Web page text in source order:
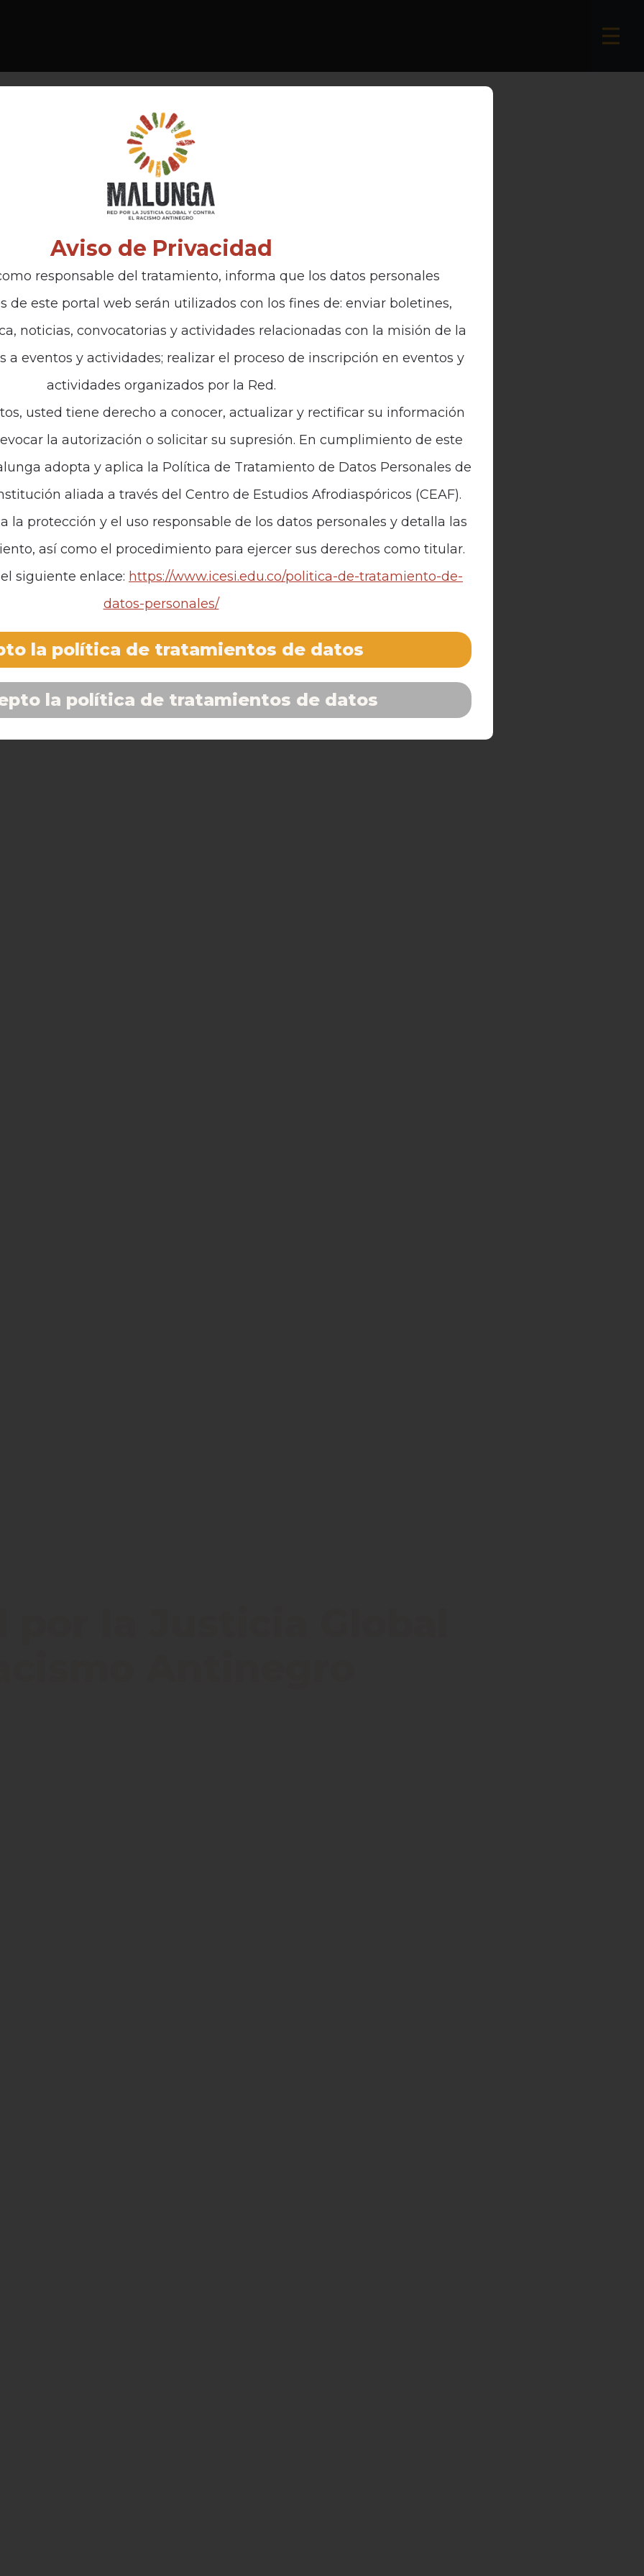
Aviso de Privacidad
responsable del tratamiento, informa que los datos personales
de este portal web serán utilizados con los fines de: enviar boletines,
noticias, convocatorias y actividades relacionadas con la misión de la
a eventos y actividades; realizar el proceso de inscripción en eventos y
actividades organizados por la Red.
usted tiene derecho a conocer, actualizar y rectificar su información
la autorización o solicitar su supresión. En cumplimiento de este
adopta y aplica la Política de Tratamiento de Datos Personales de
aliada a través del Centro de Estudios Afrodiaspóricos (CEAF).
la protección y el uso responsable de los datos personales y detalla las
así como el procedimiento para ejercer sus derechos como titular.
siguiente enlace: https://www.icesi.edu.co/politica-de-tratamiento-de-
datos-personales/
la política de tratamientos de datos
la política de tratamientos de datos